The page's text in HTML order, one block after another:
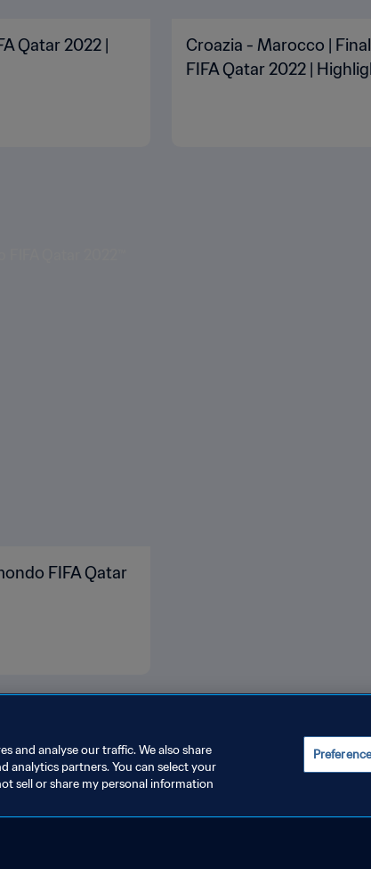
Qatar 2022 |
Croazia - Marocco |
FIFA Qatar 2022 |
FIFA Qatar
FIFA PARTNERS
and analyse our traffic. We also share
analytics partners. You can select your
sell or share my personal information